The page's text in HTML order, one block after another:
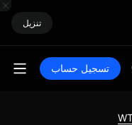
تنزيل
تسجيل حساب